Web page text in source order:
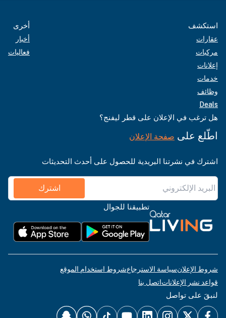
استكشف
عقارات
مركبات
إعلانات
خدمات
وظائف
Deals
أخرى
أخبار
فعاليات
هل ترغب في الإعلان على قطر ليفنج؟
اطّلع على صفحة الإعلان
اشترك في نشرتنا البريدية للحصول على أحدث التحديثات
اشترك
تطبيقنا للجوال
شروط الإعلانسياسة الاسترجاعشروط استخدام الموقع
قواعد نشر الإعلاناتاتصل بنا
لنبقَ على تواصل